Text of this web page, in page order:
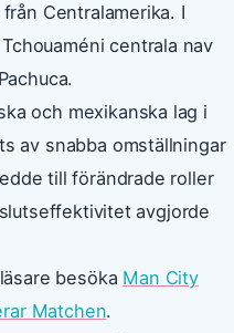
Centralamerika. I
centrala nav
och mexikanska lag i
av snabba omställningar
till förändrade roller
avgjorde
besöka Man City
Matchen.